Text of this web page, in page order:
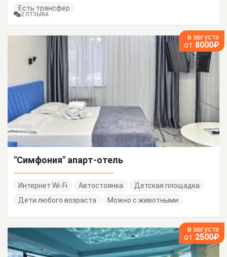
Есть трансфер
2 ОТЗЫВА
в августе
от 8000₽
"Симфония" апарт-отель
Интернет Wi-Fi Автостоянка
Детская площадка
Дети любого возраста
Можно с животными
в августе
от 2500₽